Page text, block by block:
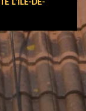
L’ÎLE-DE-